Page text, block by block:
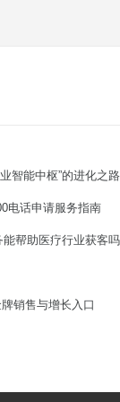
智能中枢”的进化之路
电话申请服务指南
帮助医疗行业获客
销售与增长入口